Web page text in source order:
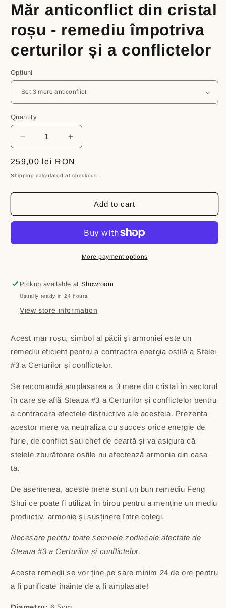
Măr anticonflict din cristal
roșu - remediu împotriva
certurilor și a conflictelor
Opțiuni
Quantity
Decrease
quantity
for
Măr
din
roșu
împotriva
a
conflictelor
Increase
quantity
for
Măr
din
roșu
remediu
împotriva
certurilor
conflictelor
Regular
price
259,00 lei RON
Shipping calculated at checkout.
Add to cart
More payment options
Pickup available atShowroom
Usually ready in 24 hours
View store information
Acest mar roșu, simbol al păcii și armoniei este un
remediu eficient pentru a contractra energia ostilă a Stelei
#3 a Certurilor și conflictelor.
Se recomandă amplasarea a 3 mere din cristal în sectorul
în care se află Steaua #3 a Certurilor și conflictelor pentru
a contracara efectele distructive ale acesteia. Prezența
acestor mere va neutraliza cu succes orice energie de
furie, de conflict sau chef de ceartă și va asigura că
stelele zburătoare ostile nu afectează armonia din casa
ta.
De asemenea, aceste mere sunt un bun remediu Feng
Shui ce poate fi utilizat în birou pentru a menține un mediu
productiv, armonie și susținere între colegi.
Necesare pentru toate semnele zodiacale afectate de
Steaua #3 a Certurilor și conflictelor.
Aceste remedii se vor ține pe sare minim 24 de ore pentru
a fi purificate înainte de a fi amplasate!